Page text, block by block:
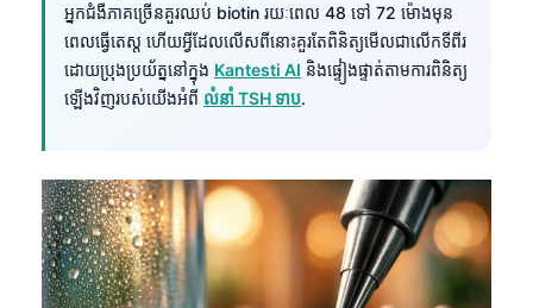
អ្នកជំងឺភាគច្រើនគួរឈប់ biotin រយៈពេល 48 ទៅ 72 ម៉ោងមុន
ពេលធ្វើតេស្ត ហើយអ្វីដែលលើសពីនោះគួរតែពិនិត្យមើលជាលើកទីពីរ
ដោយប្រុងប្រយ័ត្ននៅក្នុង Kantesti AI និងផ្ទៀងផ្ទាត់តាមការពិនិត្យ
ឡើងវិញរបស់យើងអំពី លំនាំ TSH ទាប.